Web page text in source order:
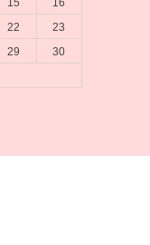
15
16
22
23
29
30